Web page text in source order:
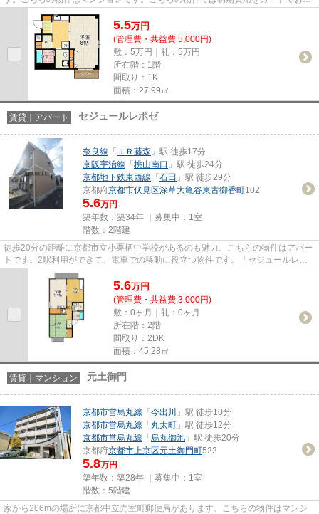
払いいただけます。こだわりポイ...
5.5万円
(管理費・共益費 5,000円)
敷：5万円｜礼：5万円
所在階：1階
間取り：1K
面積：27.99㎡
賃貸｜アパート セジュールレポゼ
奈良線 「 ＪＲ藤森 」駅 徒歩17分
京阪宇治線 「 桃山南口 」駅 徒歩24分
京都地下鉄東西線 「 石田 」駅 徒歩29分
京都府京都市伏見区深草大亀谷東古御香町102
5.6万円
築年数：築34年 ｜募集中： 1室
階数：2階建
徒歩20分の距離に京都市立小栗栖中学校があるのも魅力。こちらの物件はアパー
トです。2駅利用ができて、電車での移動に役立つ物件です。「セジュールレポ
ゼ」の物件情報をお探しならお...
5.6万円
(管理費・共益費 3,000円)
敷：0ヶ月｜礼：0ヶ月
所在階：2階
間取り：2DK
面積：45.28㎡
賃貸｜マンション 元土御門
京都市営烏丸線 「 今出川
」駅 徒歩10分
京都市営烏丸線 「 丸太町 」駅 徒歩12分
京都市営烏丸線 「 烏丸御池 」駅 徒歩20分
京都府京都市上京区元土御門町522
5.8万円
築年数：築28年 ｜募集中： 1室
階数：5階建
家から206mの場所に京都中立売室町郵便局があります。こちらの物件はマンシ